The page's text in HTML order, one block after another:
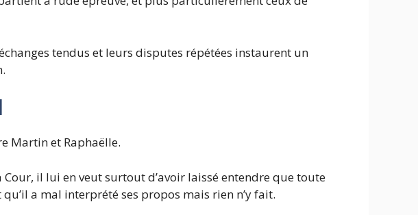
tendus et leurs disputes répétées instaurent un
Martin et Raphaëlle.
il lui en veut surtout d’avoir laissé entendre que toute
a mal interprété ses propos mais rien n’y fait.